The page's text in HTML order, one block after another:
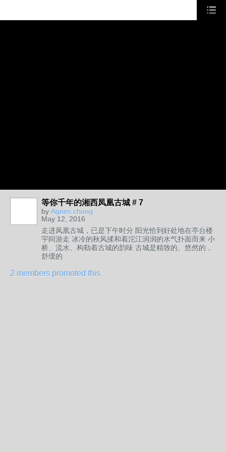
等你千年的湘西凤凰古城 # 7
by Agnes chong
May 12, 2016
走进凤凰古城，已是下午时分 阳光恰到好处地在亭台楼
宇间游走 冰冷的秋风揉和着沱江润润的水气扑面而来 小
桥、流水、构勒着古城的韵味 古城是精致的、悠然的，
舒缓的
2 members promoted this